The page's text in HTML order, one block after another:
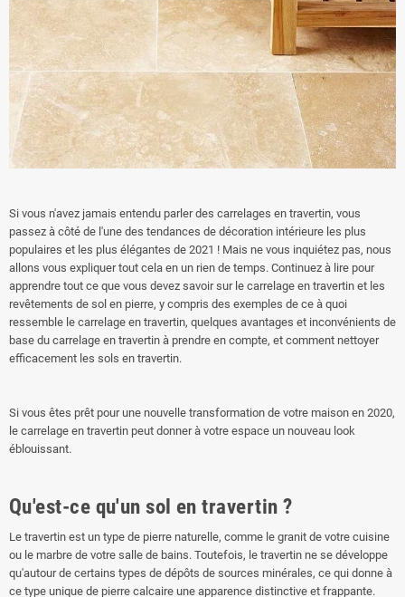
Si vous n'avez jamais entendu parler des carrelages en travertin, vous
passez à côté de l'une des tendances de décoration intérieure les plus
populaires et les plus élégantes de 2021 ! Mais ne vous inquiétez pas, nous
allons vous expliquer tout cela en un rien de temps. Continuez à lire pour
apprendre tout ce que vous devez savoir sur le carrelage en travertin et les
revêtements de sol en pierre, y compris des exemples de ce à quoi
ressemble le carrelage en travertin, quelques avantages et inconvénients de
base du carrelage en travertin à prendre en compte, et comment nettoyer
efficacement les sols en travertin.
Si vous êtes prêt pour une nouvelle transformation de votre maison en 2020,
le carrelage en travertin peut donner à votre espace un nouveau look
éblouissant.
Qu'est-ce qu'un sol en travertin ?
Le travertin est un type de pierre naturelle, comme le granit de votre cuisine
ou le marbre de votre salle de bains. Toutefois, le travertin ne se développe
qu'autour de certains types de dépôts de sources minérales, ce qui donne à
ce type unique de pierre calcaire une apparence distinctive et frappante.